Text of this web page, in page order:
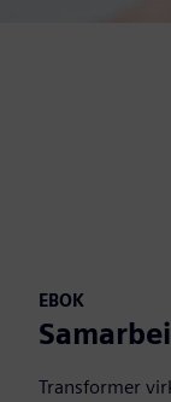
EBOK
Transformer